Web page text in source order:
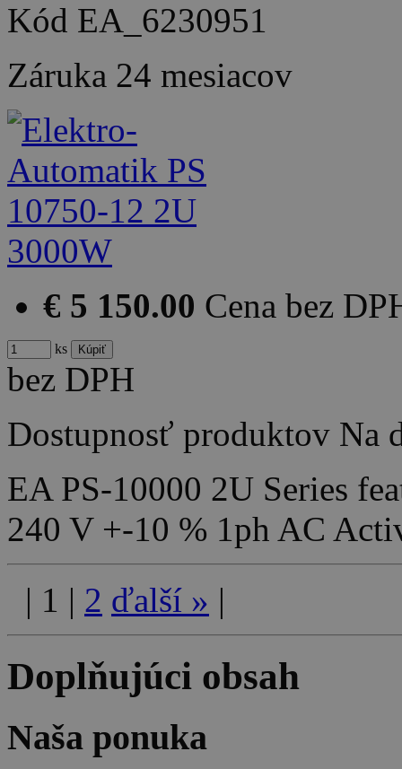
Kód EA_6230951
Záruka 24 mesiacov
€ 5 150.00 Cena bez
ks
bez DPH
Dostupnosť produktov Na
EA PS-10000 2U Series
240 V +-10 % 1ph AC
| 1 | 2 ďalší » |
Doplňujúci obsah
Naša ponuka